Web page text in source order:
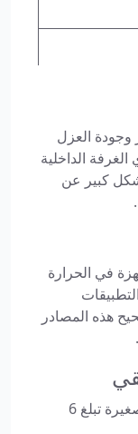
وجودة العزل
الداخلية
كبير عن
في الحرارة
هذه المصادر
دعنا ندرس مثالًا عمليًا: مساحة مكتبية صغيرة تبلغ 6